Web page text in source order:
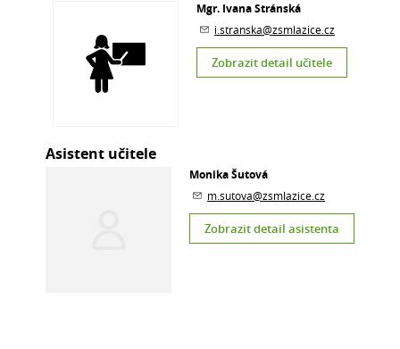
Mgr. Ivana Stránská
i.stranska@zsmlazice.cz
Zobrazit detail učitele
Asistent učitele
Monika Šutová
m.sutova@zsmlazice.cz
Zobrazit detail asistenta